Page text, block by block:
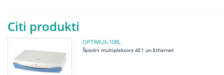
Citi produkti
OPTIMUX-108L
Šķiedrs multipleksors 4E1 un Ethernet